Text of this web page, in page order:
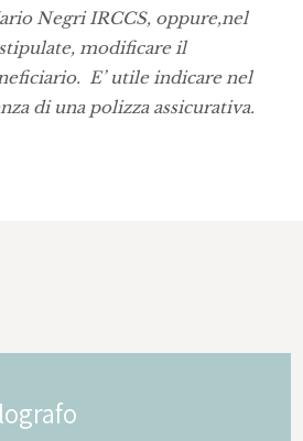
Negri IRCCS, oppure,nel
modificare il
E’ utile indicare nel
di una polizza assicurativa.